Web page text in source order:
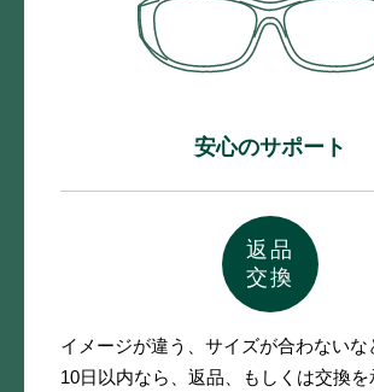
安心のサポート
返品
交換
イメージが違う、サイズが合わないな
10日以内なら、 返品、もしくは交換を